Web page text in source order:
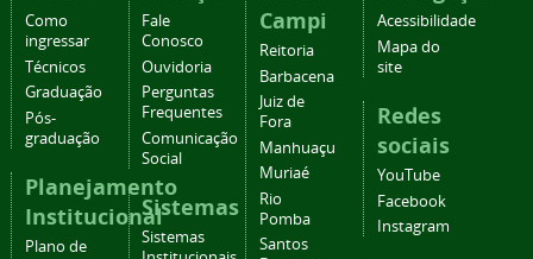
Como
ingressar
Técnicos
Graduação
Pós-
graduação
Planejamento
Institucional
Plano de
Fale
Conosco
Ouvidoria
Perguntas
Frequentes
Comunicação
Social
Sistemas
Sistemas
Campi
Reitoria
Barbacena
Juiz de
Fora
Manhuaçu
Muriaé
Rio
Pomba
Santos
Acessibilidade
Mapa do
site
Redes
sociais
YouTube
Facebook
Instagram